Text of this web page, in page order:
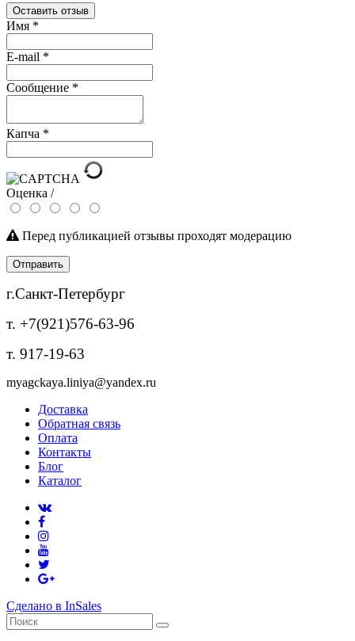
Оставить отзыв
Имя *
E-mail *
Сообщение *
Капча *
Оценка /
Перед публикацией отзывы проходят модерацию
Отправить
г.Санкт-Петербург
т. +7(921)576-63-96
т. 917-19-63
myagckaya.liniya@yandex.ru
Доставка
Обратная связь
Оплата
Контакты
Блог
Каталог
Сделано в InSales